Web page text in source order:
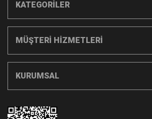
KATEGORİLER
MÜŞTERİ HİZMETLERİ
KURUMSAL